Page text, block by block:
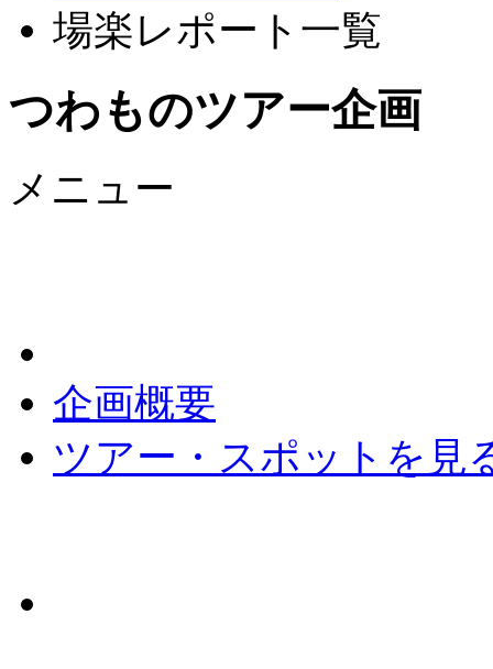
場楽レポート一覧
つわものツアー企画
メニュー
企画概要
ツアー・スポットを見